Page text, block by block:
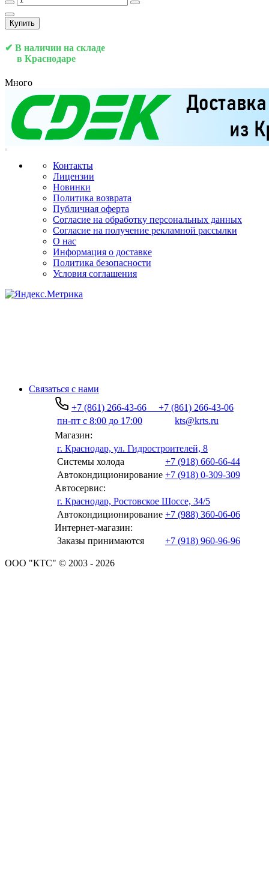
Купить
✔ В наличии на складе
в Краснодаре
Много
Контакты
Лицензии
Новинки
Политика возврата
Публичная оферта
Согласие на обработку персональных данных
Согласие на получение рекламной рассылки
О нас
Информация о доставке
Политика безопасности
Условия соглашения
Связаться с нами
+7 (861) 266-43-66
+7 (861) 266-43-06
пн-пт с 8:00 до 17:00
kts@krts.ru
Магазин:
г. Краснодар, ул. Гидростроителей, 8
Системы холода
+7 (918) 660-66-44
Автокондиционирование +7 (918) 0-309-309
Автосервис:
г. Краснодар, Ростовское Шоссе, 34/5
Автокондиционирование +7 (988) 360-06-06
Интернет-магазин:
Заказы принимаются
+7 (918) 960-96-96
ООО "КТС" © 2003 - 2026